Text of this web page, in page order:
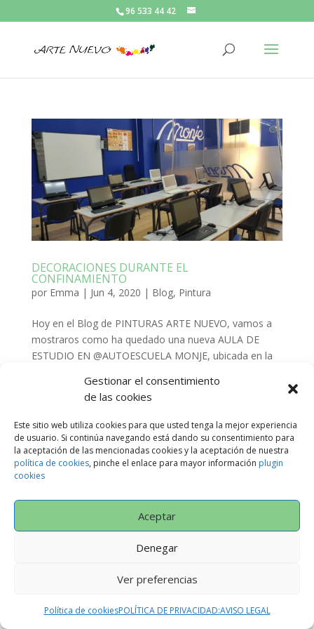
Gestionar el consentimiento
de las cookies
Este sitio web utiliza cookies para que usted tenga la mejor experiencia
de usuario. Si continúa navegando está dando su consentimiento para
la aceptación de las mencionadas cookies y la aceptación de nuestra
política de cookies, pinche el enlace para mayor información plugin
cookies
Aceptar
Denegar
Ver preferencias
Política de cookiesPOLÍTICA DE PRIVACIDAD:AVISO LEGAL
96 533 44 42
DECORACIONES DURANTE EL
CONFINAMIENTO
por Emma | Jun 4, 2020 | Blog, Pintura
Hoy en el Blog de PINTURAS ARTE NUEVO, vamos a
mostraros como ha quedado una nueva AULA DE
ESTUDIO EN @AUTOESCUELA MONJE, ubicada en la
habéis aprovechado este confinamiento para preparar
vuestros negocios,...
Política de Privacidad
AVISO LEGAL
Neodiseño